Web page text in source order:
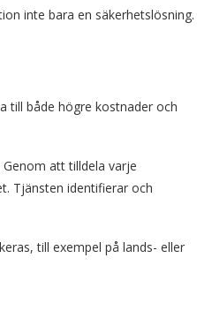
inte bara en säkerhetslösning.
till både högre kostnader och
att tilldela varje
Tjänsten identifierar och
till exempel på lands- eller